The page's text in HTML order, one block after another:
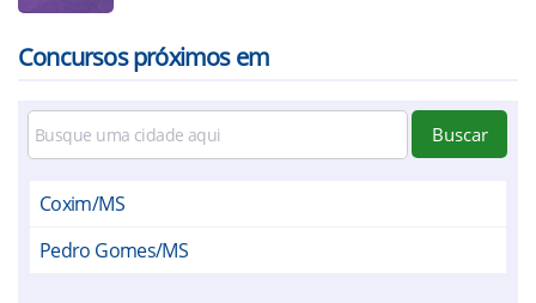
Concursos próximos em
Buscar
Coxim/MS
Pedro Gomes/MS